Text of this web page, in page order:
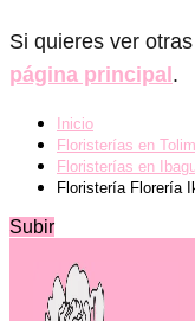
Si quieres ver
página principal.
Inicio
Floristerías en
Floristerías en
Floristería Florería
Subir